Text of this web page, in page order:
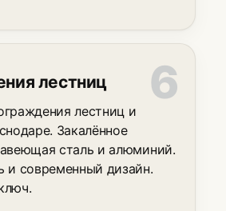
лестниц
лестниц и
Закалённое
сталь и алюминий.
и современный дизайн.